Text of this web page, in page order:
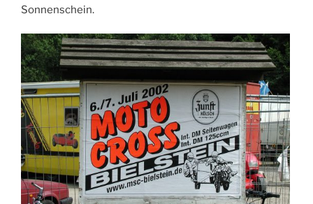
Sonnenschein.